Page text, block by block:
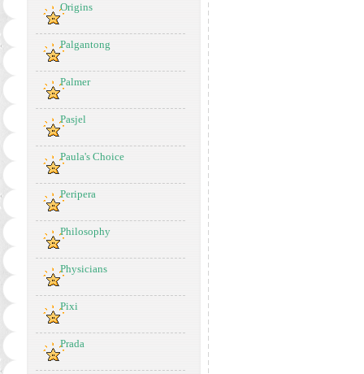
Origins
Palgantong
Palmer
Pasjel
Paula's Choice
Peripera
Philosophy
Physicians
Pixi
Prada